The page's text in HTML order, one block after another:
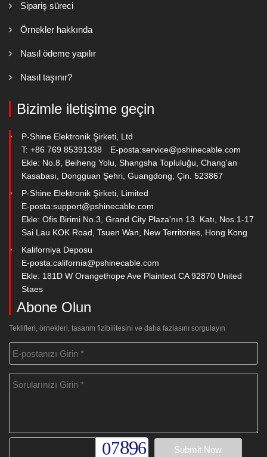
Sipariş süreci
Örnekler hakkında
Nasıl ödeme yapılır
Nasıl taşınır?
Bizimle iletişime geçin
P-Shine Elektronik Şirketi, Ltd
T: +86 769 85391338
E-posta:service@pshinecable.com
Ekle: No.8, Beiheng Yolu, Shangsha Topluluğu, Chang'an
Kasabası, Dongguan Şehri, Guangdong, Çin. 523867
P-Shine Elektronik Şirketi, Limited
E-posta:support@pshinecable.com
Ekle: Ofis Birimi No.3, Grand City Plaza'nın 13. Katı, Nos.1-17
Sai Lau KOK Road, Tsuen Wan, New Territories, Hong Kong
Kaliforniya Deposu
E-posta:california@pshinecable.com
Ekle: 181D W Orangethope Ave Plaintext CA 92870 United
Staes
Abone Olun
Teklifleri, örnekleri, tasarım fizibilitesini ve daha fazlasını sorgulayın